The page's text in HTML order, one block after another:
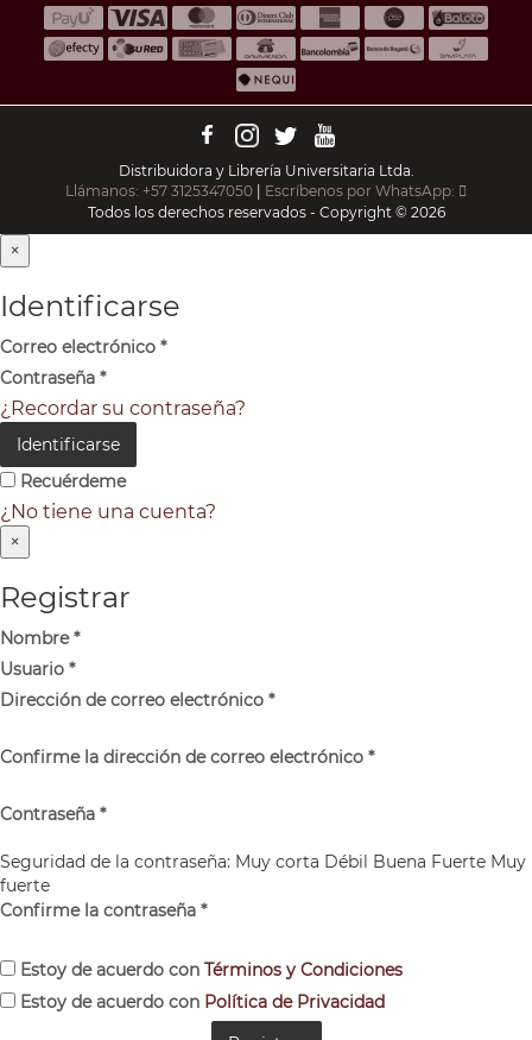
Distribuidora y Librería Universitaria Ltda.
Llámanos: +57 3125347050 | Escríbenos por WhatsApp:
Todos los derechos reservados - Copyright © 2026
×
Identificarse
Correo electrónico *
Contraseña *
¿Recordar su contraseña?
Identificarse
Recuérdeme
¿No tiene una cuenta?
×
Registrar
Nombre*
Usuario *
Dirección de correo electrónico *
Confirme la dirección de correo electrónico *
Contraseña *
Seguridad de la contraseña: Muy corta Débil Buena Fuerte Muy
fuerte
Confirme la contraseña *
Estoy de acuerdo con Términos y Condiciones
Estoy de acuerdo con Política de Privacidad